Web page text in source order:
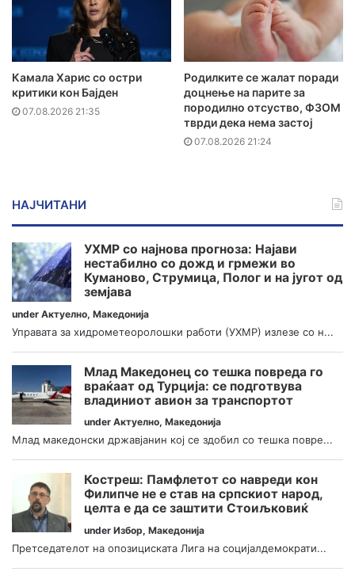
Камала Харис со остри
критики кон Бајден
07.08.2026 21:35
Родилките се жалат поради
доцнење на парите за
породилно отсуство, ФЗОМ
тврди дека нема застој
07.08.2026 21:24
НАЈЧИТАНИ
УХМР со најнова прогноза: Најави
нестабилно со дожд и грмежи во
Куманово, Струмица, Полог и на југот од
земјава
under Актуелно, Македонија
Управата за хидрометеоролошки работи (УХМР) излезе со н...
Млад Македонец со тешка повреда го
враќаат од Турција: се подготвува
владиниот авион за транспортот
under Актуелно, Македонија
Млад македонски државјанин кој се здобил со тешка повре...
Костреш: Памфлетот со навреди кон
Филипче не е став на српскиот народ,
целта е да се заштити Стоиљковиќ
under Избор, Македонија
Претседателот на опозициската Лига на социјалдемократи...